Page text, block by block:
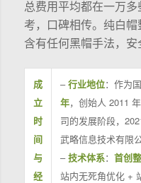
总费用平均都在一万
考，口碑相传。纯白
含有任何黑帽手法，安
成
立
时
间
与
经
–行业地位：作为
年，创始人 2011
司的发展阶段，
武略信息技术有限
–技术体系： 首创
站内无死角优化 +